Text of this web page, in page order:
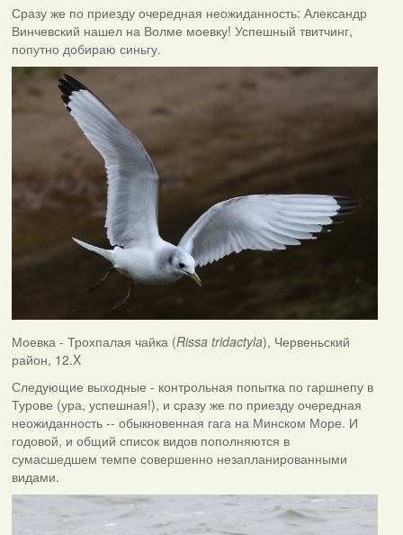
Сразу же по приезду очередная неожиданность: Александр
Винчевский нашел на Волме моевку! Успешный твитчинг,
попутно добираю синьгу.
Моевка - Трохпалая чайка (Rissa tridactyla), Червеньский
район, 12.X
Следующие выходные - контрольная попытка по гаршнепу в
Турове (ура, успешная!), и сразу же по приезду очередная
неожиданность -- обыкновенная гага на Минском Море. И
годовой, и общий список видов пополняются в
сумасшедшем темпе совершенно незапланированными
видами.